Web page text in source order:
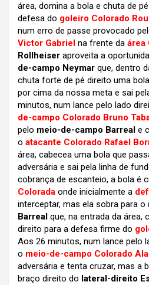
área, domina a bola e chuta de
defesa do goleiro Colorado
num erro de passe provocado
Victor Gabriel na frente da área
Rollheiser aproveita a
de-campo Neymar que, dentro
chuta forte de pé direito uma
por cima da nossa meta e sai
minutos, num lance pelo lado
de-campo Colorado Bruno
pelo meio-de-campo Barreal e
o atacante Colorado Rafael
área, cabecea uma bola que
adversária e sai pela linha de
cobrança de escanteio, a bola é
Colorada onde inicialmente a
interceptar, mas ela sobra para o
Barreal que, na entrada da área,
direito para a defesa firme do
Aos 26 minutos, num lance pelo
o meio-de-campo Colorado
adversária e tenta cruzar, mas a
braço direito do lateral-direito